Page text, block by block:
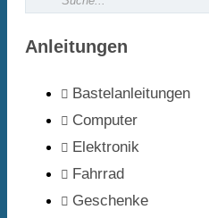
Anleitungen
Bastelanleitungen
Computer
Elektronik
Fahrrad
Geschenke